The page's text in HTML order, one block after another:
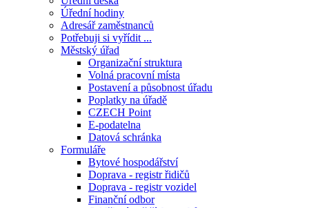
Úřední hodiny
Adresář zaměstnanců
Potřebuji si vyřídit ...
Městský úřad
Organizační struktura
Volná pracovní místa
Postavení a působnost úřadu
Poplatky na úřadě
CZECH Point
E-podatelna
Datová schránka
Formuláře
Bytové hospodářství
Doprava - registr řidičů
Doprava - registr vozidel
Finanční odbor